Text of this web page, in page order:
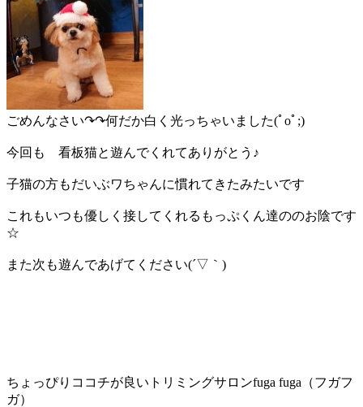
ごめんなさい↷↷何だか白く光っちゃいました(ﾟoﾟ;)
今回も 看板猫と遊んでくれてありがとう♪
子猫の方もだいぶワちゃんに慣れてきたみたいです
これもいつも優しく接してくれるもっぷくん達ののお陰です
☆
また次も遊んであげてください(´▽｀)
ちょっぴりココチが良いトリミングサロンfuga fuga（フガフ
ガ）